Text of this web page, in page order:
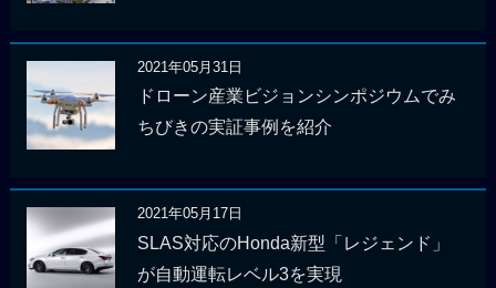
2021年05月31日
ドローン産業ビジョンシンポジウムでみ
ちびきの実証事例を紹介
2021年05月17日
SLAS対応のHonda新型「レジェンド」
が自動運転レベル3を実現